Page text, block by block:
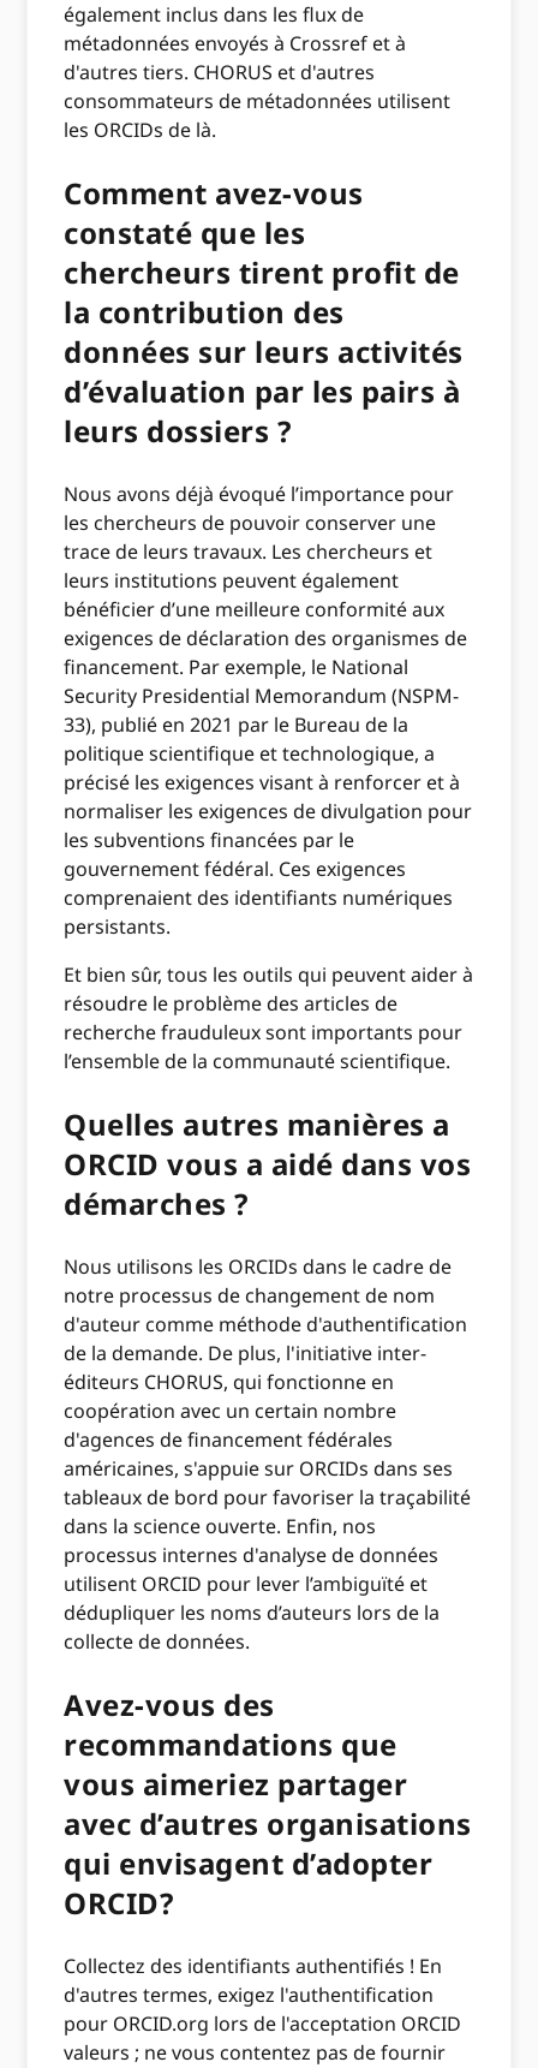
également inclus dans les flux de
métadonnées envoyés à Crossref et à
d'autres tiers. CHORUS et d'autres
consommateurs de métadonnées utilisent
les ORCIDs de là.
Comment avez-vous
constaté que les
chercheurs tirent profit de
la contribution des
données sur leurs activités
d’évaluation par les pairs à
leurs dossiers ?
Nous avons déjà évoqué l’importance pour
les chercheurs de pouvoir conserver une
trace de leurs travaux. Les chercheurs et
leurs institutions peuvent également
bénéficier d’une meilleure conformité aux
exigences de déclaration des organismes de
financement. Par exemple, le National
Security Presidential Memorandum (NSPM-
33), publié en 2021 par le Bureau de la
politique scientifique et technologique, a
précisé les exigences visant à renforcer et à
normaliser les exigences de divulgation pour
les subventions financées par le
gouvernement fédéral. Ces exigences
comprenaient des identifiants numériques
persistants.
Et bien sûr, tous les outils qui peuvent aider à
résoudre le problème des articles de
recherche frauduleux sont importants pour
l’ensemble de la communauté scientifique.
Quelles autres manières a
ORCID vous a aidé dans vos
démarches ?
Nous utilisons les ORCIDs dans le cadre de
notre processus de changement de nom
d'auteur comme méthode d'authentification
de la demande. De plus, l'initiative inter-
éditeurs CHORUS, qui fonctionne en
coopération avec un certain nombre
d'agences de financement fédérales
américaines, s'appuie sur ORCIDs dans ses
tableaux de bord pour favoriser la traçabilité
dans la science ouverte. Enfin, nos
processus internes d'analyse de données
utilisent ORCID pour lever l’ambiguïté et
dédupliquer les noms d’auteurs lors de la
collecte de données.
Avez-vous des
recommandations que
vous aimeriez partager
avec d’autres organisations
qui envisagent d’adopter
ORCID?
Collectez des identifiants authentifiés ! En
d'autres termes, exigez l'authentification
pour ORCID.org lors de l'acceptation ORCID
valeurs ; ne vous contentez pas de fournir